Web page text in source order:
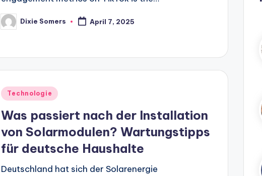
Posted
by
Dixie Somers April 7, 2025
Posted
Technologie
Was passiert nach der Installation
von Solarmodulen? Wartungstipps
für deutsche Haushalte
Deutschland hat sich der Solarenergie